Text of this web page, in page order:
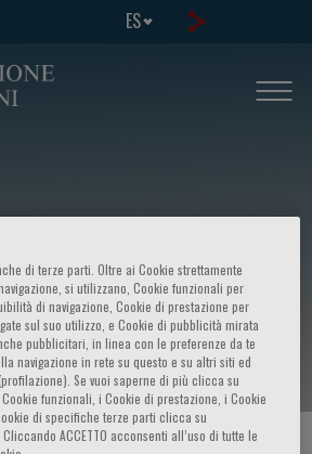
ES
- Alterazioni
acquisite della
metodi di studio
di terze parti. Oltre ai Cookie strettamente
si utilizzano, Cookie funzionali per
di navigazione, Cookie di prestazione per
sul suo utilizzo, e Cookie di pubblicità mirata
pubblicitari, in linea con le preferenze da te
navigazione in rete su questo e su altri siti ed
Se vuoi saperne di più clicca su
funzionali, i Cookie di prestazione, i Cookie
di specifiche terze parti clicca su
Cliccando ACCETTO acconsenti all’uso di tutte le